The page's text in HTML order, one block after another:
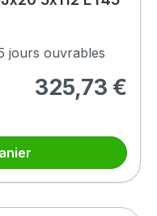
jours ouvrables
Prix régulier :
325,73 €